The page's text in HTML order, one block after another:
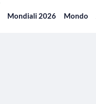
Mondiali 2026 Mondo